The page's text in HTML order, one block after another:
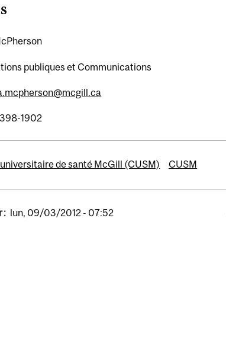
publiques et Communications
1902
de santé McGill (CUSM) CUSM
: lun, 09/03/2012 - 07:52